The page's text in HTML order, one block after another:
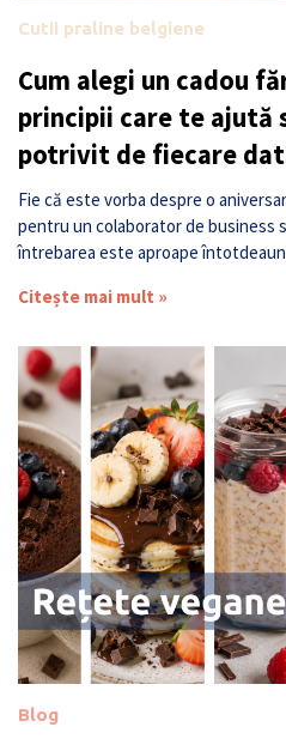
Cutii praline belgiene
Cum alegi un cadou
principii care te ajută
potrivit de fiecare
Fie că este vorba despre o
pentru un colaborator de business
întrebarea este aproape
Citește mai mult »
Blog